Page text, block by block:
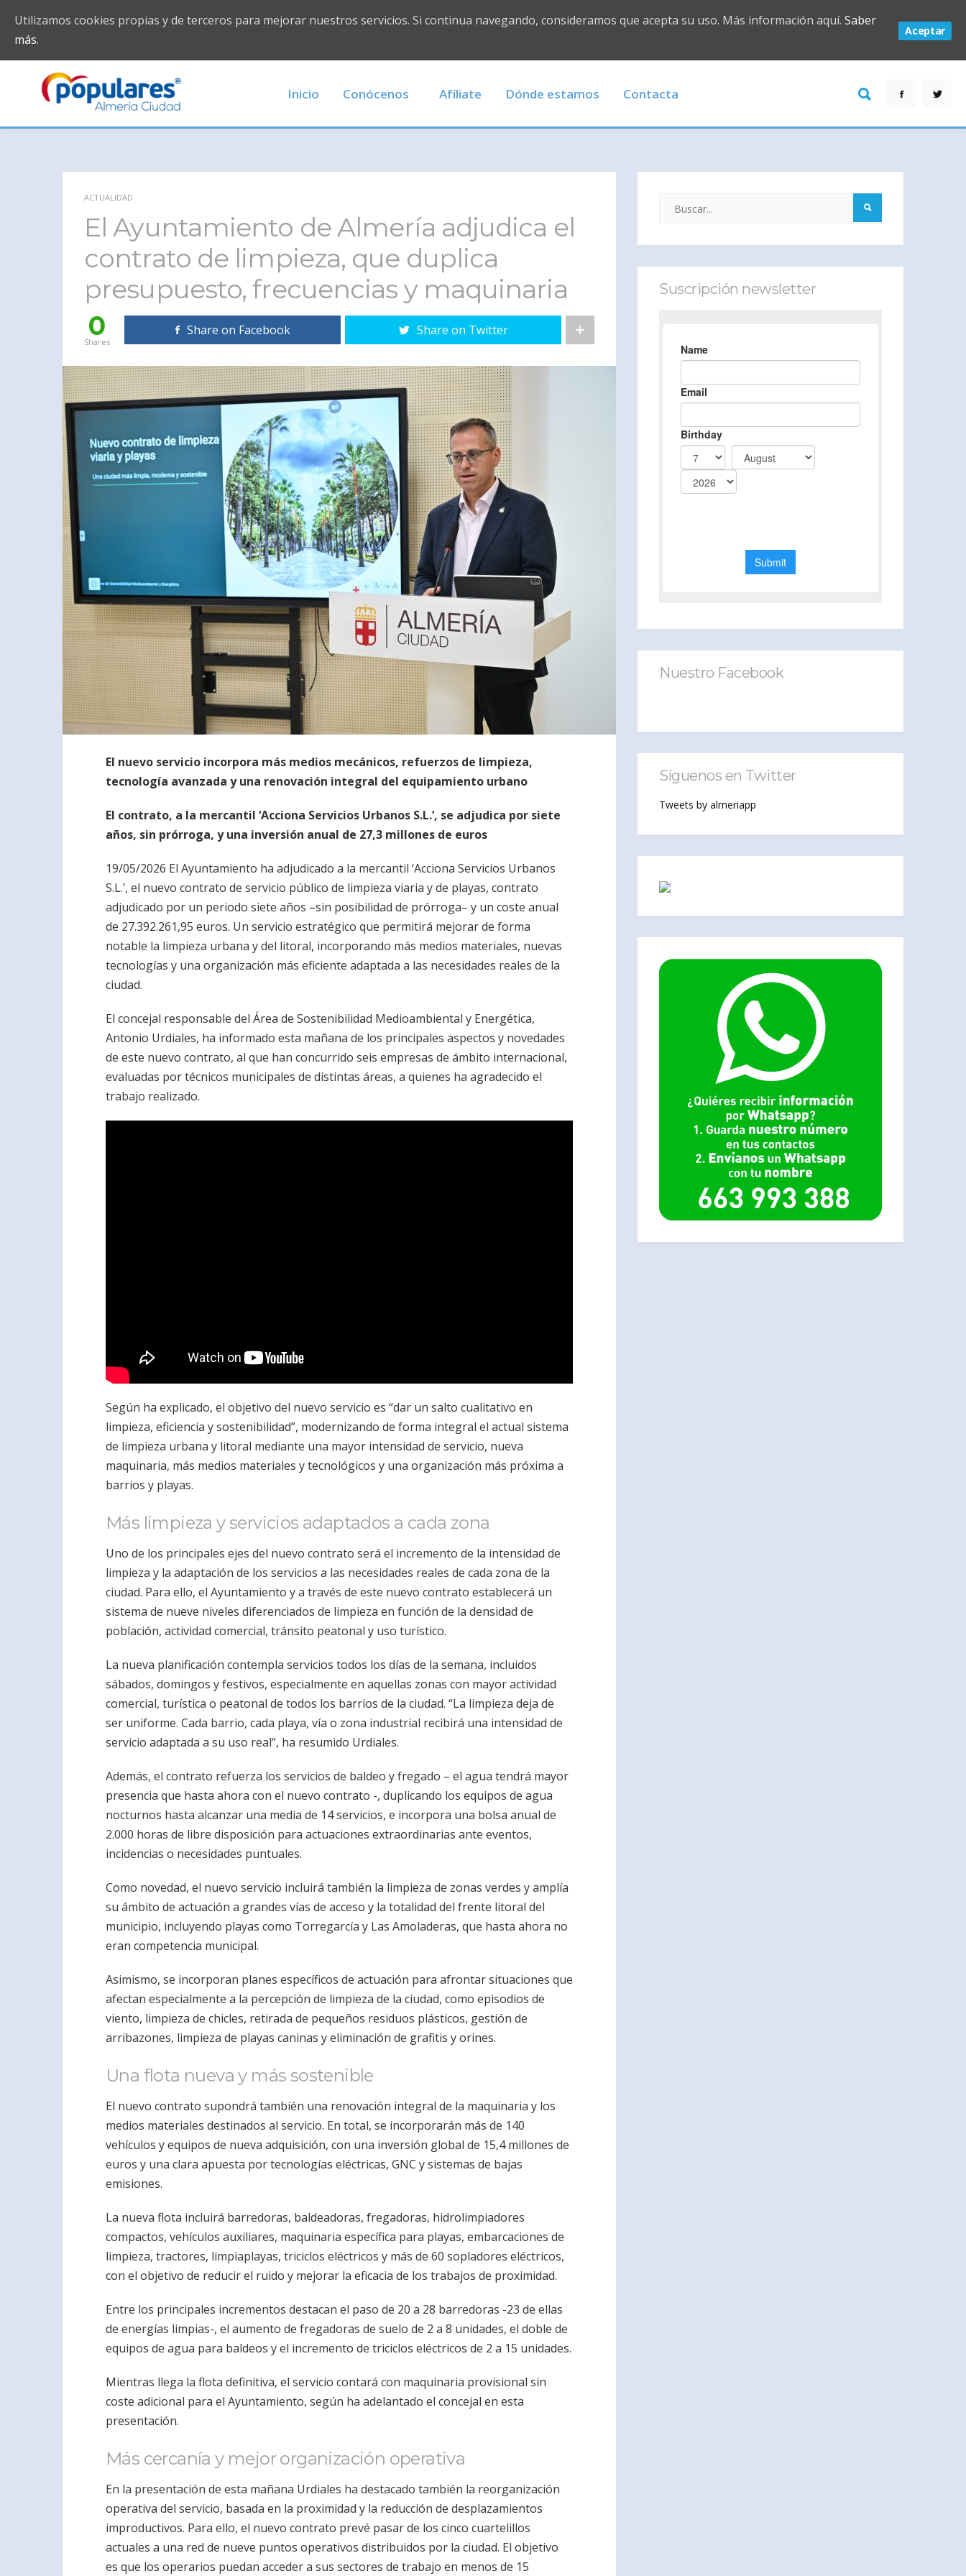
Inicio Conócenos Afíliate Dónde estamos Contacta
ACTUALIDAD
El Ayuntamiento de Almería adjudica el
contrato de limpieza, que duplica
presupuesto, frecuencias y maquinaria
0
Shares
Share on Facebook Share on Twitter
El nuevo servicio incorpora más medios mecánicos, refuerzos de limpieza,
tecnología avanzada y una renovación integral del equipamiento urbano
El contrato, a la mercantil ‘Acciona Servicios Urbanos S.L.’, se adjudica por siete
años, sin prórroga, y una inversión anual de 27,3 millones de euros
19/05/2026 El Ayuntamiento ha adjudicado a la mercantil ‘Acciona Servicios Urbanos
S.L.’, el nuevo contrato de servicio público de limpieza viaria y de playas, contrato
adjudicado por un periodo siete años –sin posibilidad de prórroga– y un coste anual
de 27.392.261,95 euros. Un servicio estratégico que permitirá mejorar de forma
notable la limpieza urbana y del litoral, incorporando más medios materiales, nuevas
tecnologías y una organización más eficiente adaptada a las necesidades reales de la
ciudad.
El concejal responsable del Área de Sostenibilidad Medioambiental y Energética,
Antonio Urdiales, ha informado esta mañana de los principales aspectos y novedades
de este nuevo contrato, al que han concurrido seis empresas de ámbito internacional,
evaluadas por técnicos municipales de distintas áreas, a quienes ha agradecido el
trabajo realizado.
Según ha explicado, el objetivo del nuevo servicio es “dar un salto cualitativo en
limpieza, eficiencia y sostenibilidad”, modernizando de forma integral el actual sistema
de limpieza urbana y litoral mediante una mayor intensidad de servicio, nueva
maquinaria, más medios materiales y tecnológicos y una organización más próxima a
barrios y playas.
Más limpieza y servicios adaptados a cada zona
Uno de los principales ejes del nuevo contrato será el incremento de la intensidad de
limpieza y la adaptación de los servicios a las necesidades reales de cada zona de la
ciudad. Para ello, el Ayuntamiento y a través de este nuevo contrato establecerá un
sistema de nueve niveles diferenciados de limpieza en función de la densidad de
población, actividad comercial, tránsito peatonal y uso turístico.
La nueva planificación contempla servicios todos los días de la semana, incluidos
sábados, domingos y festivos, especialmente en aquellas zonas con mayor actividad
comercial, turística o peatonal de todos los barrios de la ciudad. “La limpieza deja de
ser uniforme. Cada barrio, cada playa, vía o zona industrial recibirá una intensidad de
servicio adaptada a su uso real”, ha resumido Urdiales.
Además, el contrato refuerza los servicios de baldeo y fregado – el agua tendrá mayor
presencia que hasta ahora con el nuevo contrato -, duplicando los equipos de agua
nocturnos hasta alcanzar una media de 14 servicios, e incorpora una bolsa anual de
2.000 horas de libre disposición para actuaciones extraordinarias ante eventos,
incidencias o necesidades puntuales.
Como novedad, el nuevo servicio incluirá también la limpieza de zonas verdes y amplía
su ámbito de actuación a grandes vías de acceso y la totalidad del frente litoral del
municipio, incluyendo playas como Torregarcía y Las Amoladeras, que hasta ahora no
eran competencia municipal.
Asimismo, se incorporan planes específicos de actuación para afrontar situaciones que
afectan especialmente a la percepción de limpieza de la ciudad, como episodios de
viento, limpieza de chicles, retirada de pequeños residuos plásticos, gestión de
arribazones, limpieza de playas caninas y eliminación de grafitis y orines.
Una flota nueva y más sostenible
El nuevo contrato supondrá también una renovación integral de la maquinaria y los
medios materiales destinados al servicio. En total, se incorporarán más de 140
vehículos y equipos de nueva adquisición, con una inversión global de 15,4 millones de
euros y una clara apuesta por tecnologías eléctricas, GNC y sistemas de bajas
emisiones.
La nueva flota incluirá barredoras, baldeadoras, fregadoras, hidrolimpiadores
compactos, vehículos auxiliares, maquinaria específica para playas, embarcaciones de
limpieza, tractores, limpiaplayas, triciclos eléctricos y más de 60 sopladores eléctricos,
con el objetivo de reducir el ruido y mejorar la eficacia de los trabajos de proximidad.
Entre los principales incrementos destacan el paso de 20 a 28 barredoras -23 de ellas
de energías limpias-, el aumento de fregadoras de suelo de 2 a 8 unidades, el doble de
equipos de agua para baldeos y el incremento de triciclos eléctricos de 2 a 15 unidades.
Mientras llega la flota definitiva, el servicio contará con maquinaria provisional sin
coste adicional para el Ayuntamiento, según ha adelantado el concejal en esta
presentación.
Más cercanía y mejor organización operativa
En la presentación de esta mañana Urdiales ha destacado también la reorganización
operativa del servicio, basada en la proximidad y la reducción de desplazamientos
improductivos. Para ello, el nuevo contrato prevé pasar de los cinco cuartelillos
actuales a una red de nueve puntos operativos distribuidos por la ciudad. El objetivo
es que los operarios puedan acceder a sus sectores de trabajo en menos de 15
Suscripción newsletter
Nuestro Facebook
Síguenos en Twitter
Tweets by almeriapp
Utilizamos cookies propias y de terceros para mejorar nuestros servicios. Si continua navegando, consideramos que acepta su uso. Más información aquí. Saber
más.
Aceptar